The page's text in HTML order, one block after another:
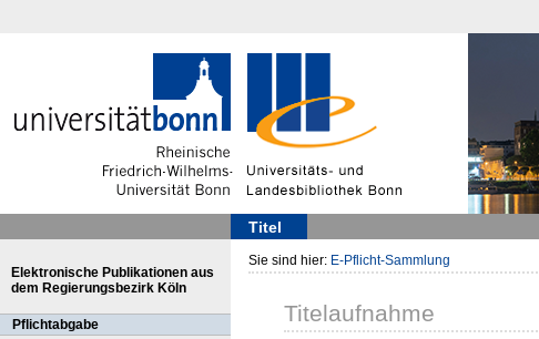
Titel
Elektronische Publikationen aus
dem Regierungsbezirk Köln
Pflichtabgabe
Sie sind hier: E-Pflicht-Sammlung
Titelaufnahme